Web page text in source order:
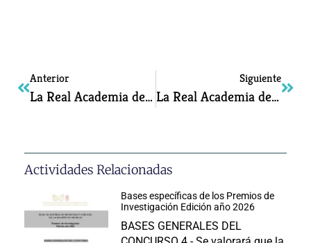
Anterior
La Real Academia de Medicina y Cirugía de la Región de Murcia tiene el honor de invitarle a la mesa redonda con motivo del DÍA MUNDIAL DE LA ENDOMETRIOSIS
Siguiente
La Real Academia de Medicina y Cirugía de la Región de Murcia le invita a la mesa redonda sobre ESTUDIO MEDICO DE LA MUERTE DE JESUCRISTO
Actividades Relacionadas
Bases específicas de los Premios de
Investigación Edición año 2026
BASES GENERALES DEL